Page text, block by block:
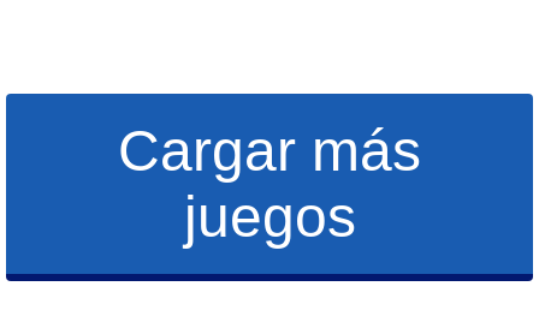
Cargar más
juegos